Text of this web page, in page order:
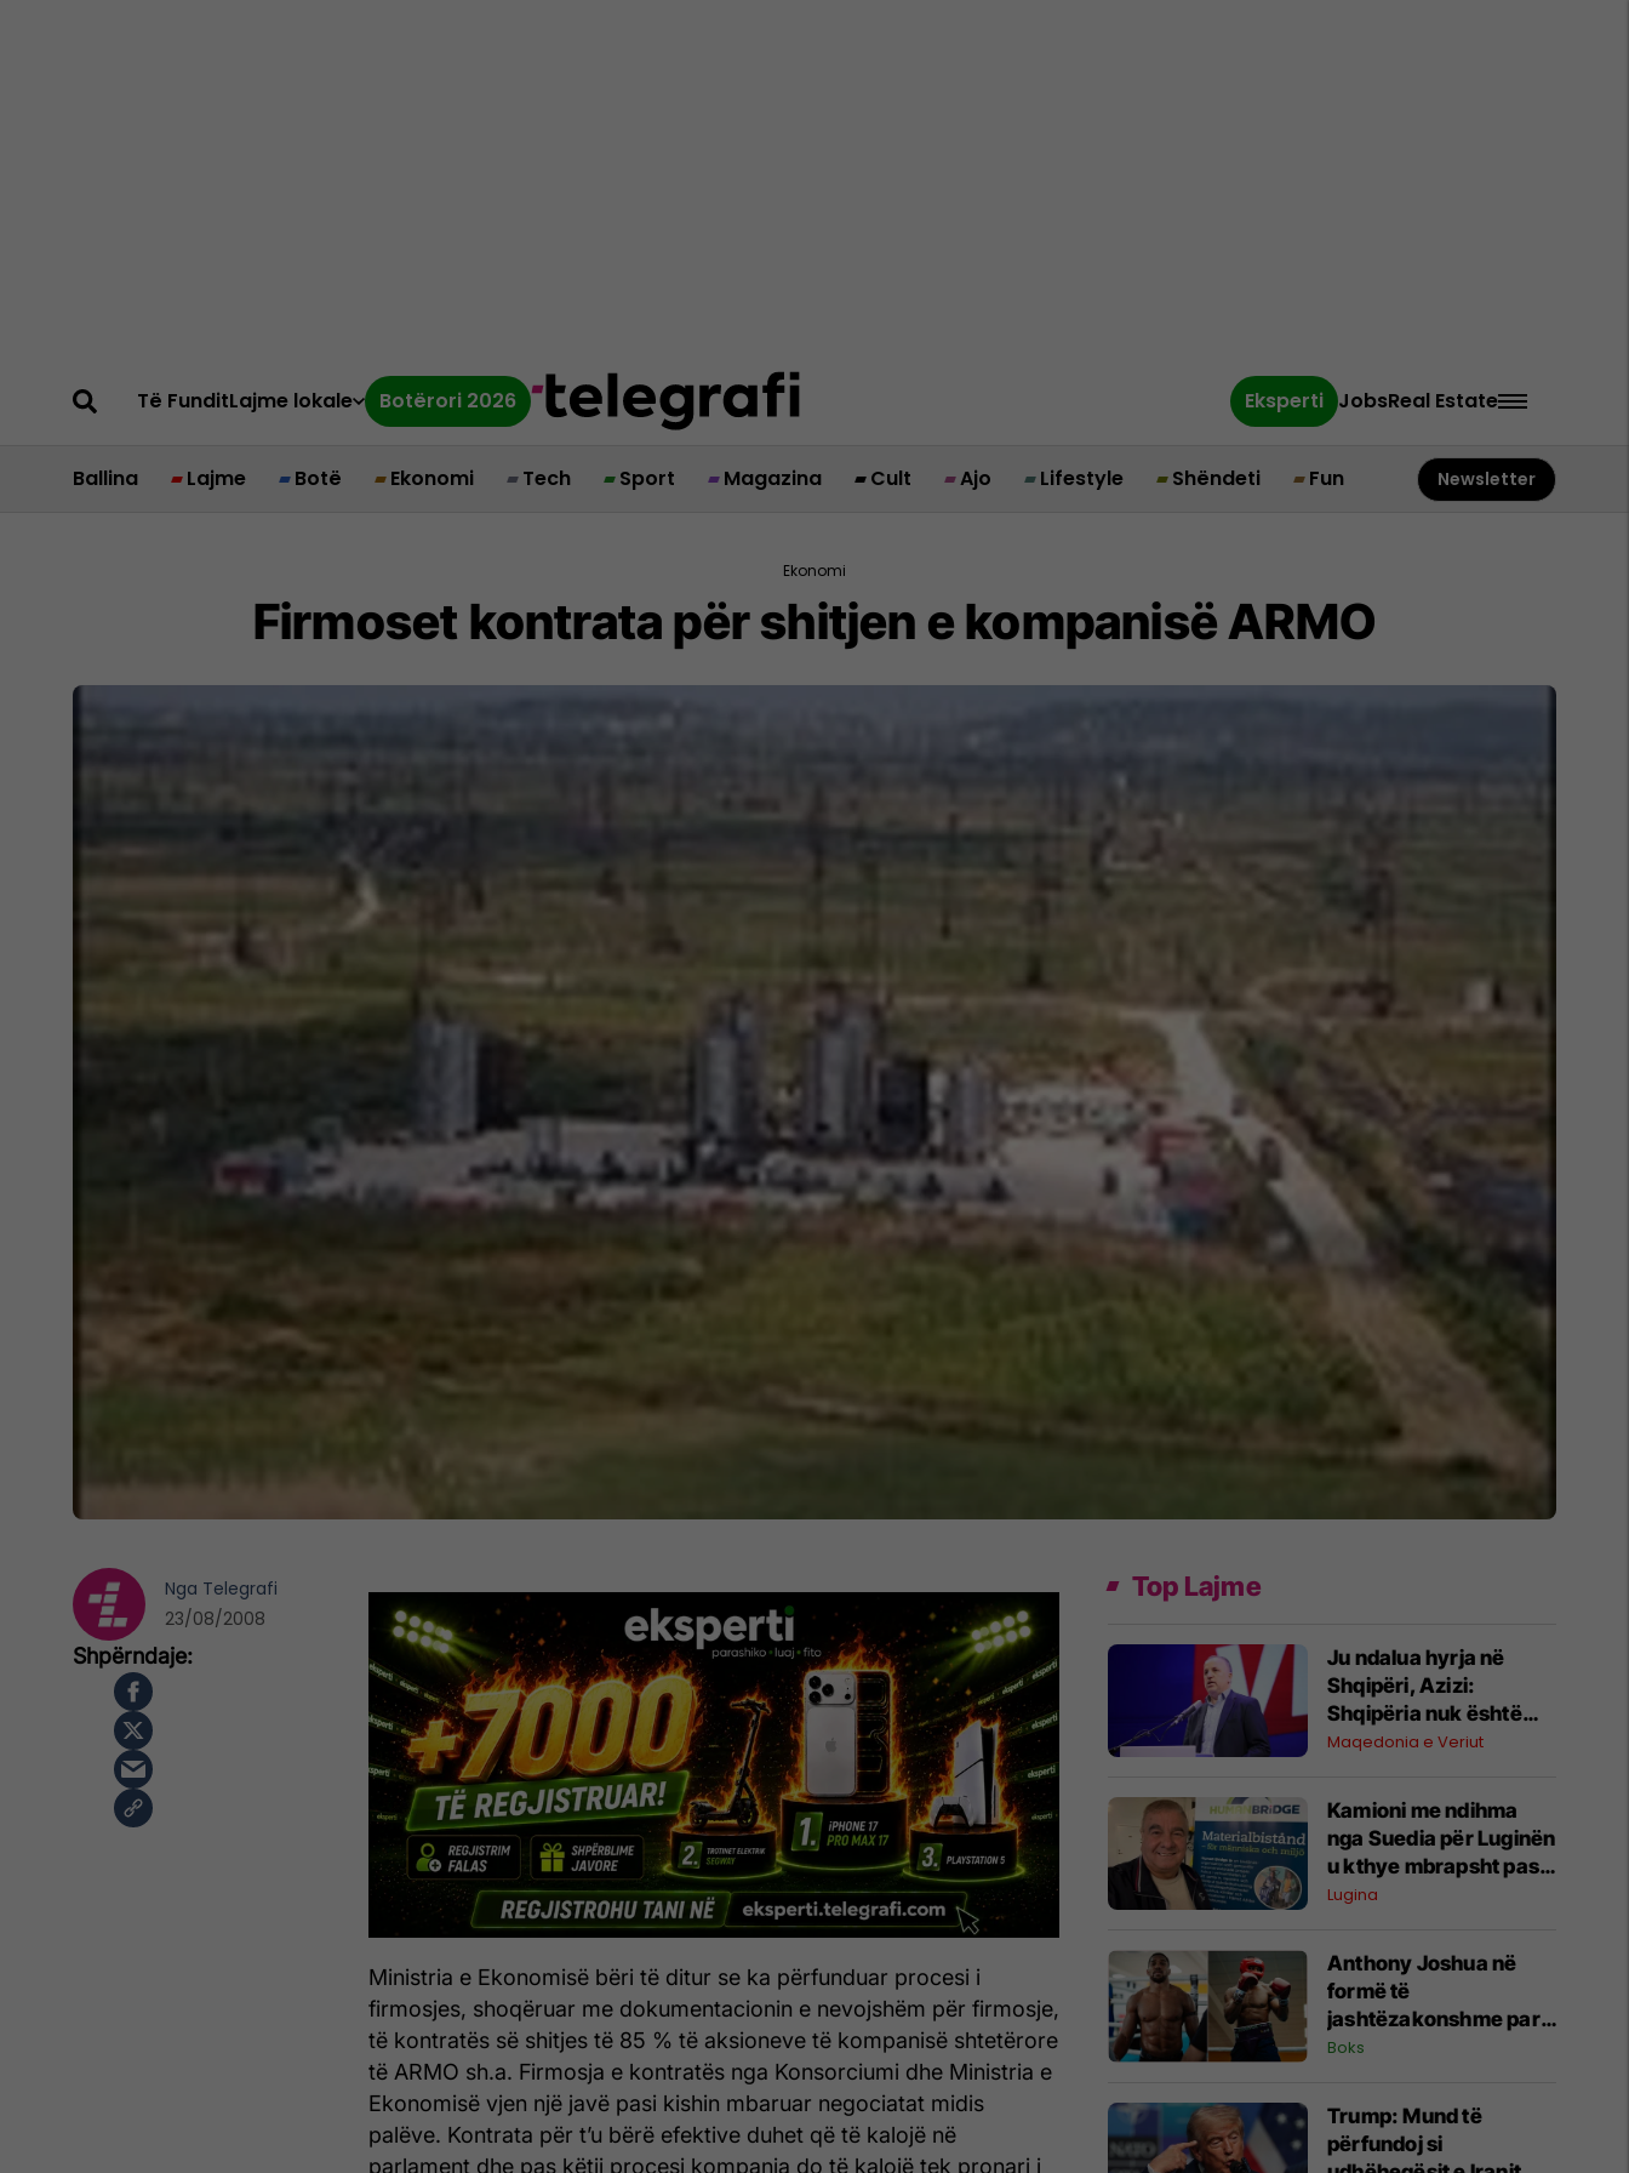
Të FunditLajme lokale Botërori 2026 Eksperti JobsReal Estate
Ballina Lajme Botë Ekonomi Tech Sport Magazina Cult Ajo Lifestyle Shëndeti Fun Newsletter
Ekonomi
Firmoset kontrata për shitjen e kompanisë ARMO
Ministria e Ekonomisë bëri të ditur se ka përfunduar procesi i
firmosjes, shoqëruar me dokumentacionin e nevojshëm për firmosje,
të kontratës së shitjes të 85 % të aksioneve të kompanisë shtetërore
të ARMO sh.a. Firmosja e kontratës nga Konsorciumi dhe Ministria e
Ekonomisë vjen një javë pasi kishin mbaruar negociatat midis
palëve. Kontrata për t’u bërë efektive duhet që të kalojë në
parlament dhe pas këtij procesi kompania do të kalojë tek pronari i
Nga Telegrafi
23/08/2008
Top Lajme
Ju ndalua hyrja në
Shqipëri, Azizi:
Shqipëria nuk është
pronë e askujt
Maqedonia e Veriut
Kamioni me ndihma
nga Suedia për Luginën
u kthye mbrapsht pas
bllokimit rreth 20 ditë
Lugina
Anthony Joshua në
formë të
jashtëzakonshme para
duelit me Kristian
Boks
Trump: Mund të
përfundoj si